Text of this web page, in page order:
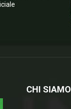
CHI SIAMO